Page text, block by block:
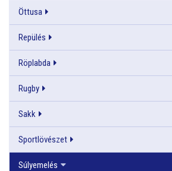
Öttusa
Repülés
Röplabda
Rugby
Sakk
Sportlövészet
Súlyemelés